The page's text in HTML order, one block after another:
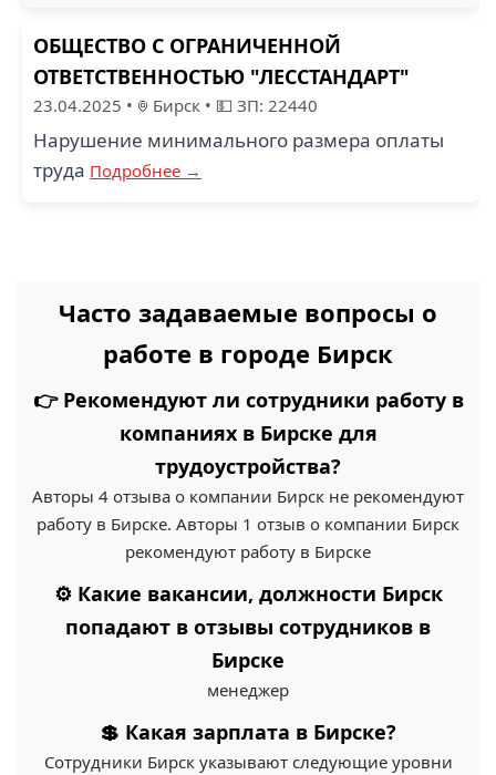
ОБЩЕСТВО С ОГРАНИЧЕННОЙ
ОТВЕТСТВЕННОСТЬЮ "ЛЕССТАНДАРТ"
23.04.2025 • Бирск • 💵 ЗП: 22440
Нарушение минимального размера оплаты
труда Подробнее →
Часто задаваемые вопросы о
работе в городе Бирск
👉 Рекомендуют ли сотрудники работу в
компаниях в Бирске для
трудоустройства?
Авторы 4 отзыва о компании Бирск не рекомендуют
работу в Бирске. Авторы 1 отзыв о компании Бирск
рекомендуют работу в Бирске
⚙️ Какие вакансии, должности Бирск
попадают в отзывы сотрудников в
Бирске
менеджер
💲 Какая зарплата в Бирске?
Сотрудники Бирск указывают следующие уровни